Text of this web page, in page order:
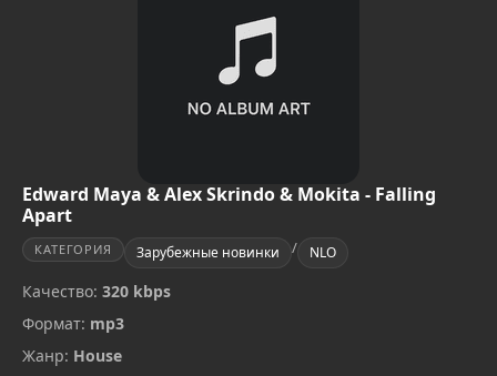
Edward Maya & Alex Skrindo & Mokita - Falling
Apart
КАТЕГОРИЯ Зарубежные новинки / NLO
Качество: 320 kbps
Формат: mp3
Жанр: House